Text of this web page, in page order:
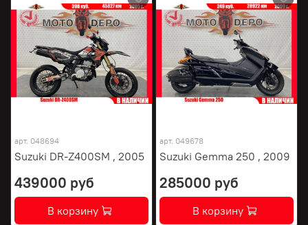
арт. 048694
Suzuki DR-Z400SM , 2005
439000 руб
В корзину
арт. 049678
Suzuki Gemma 250 , 2009
285000 руб
В корзину